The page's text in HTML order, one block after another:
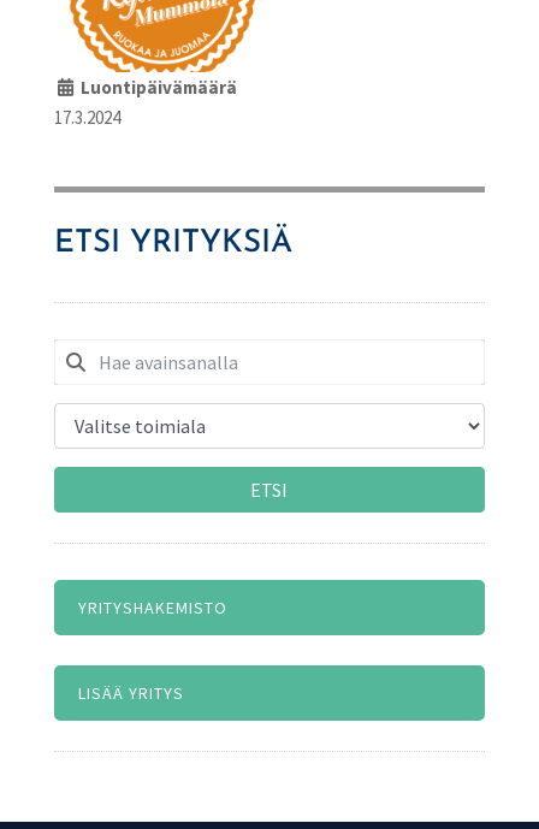
Luontipäivämäärä
17.3.2024
ETSI YRITYKSIÄ
ETSI
YRITYSHAKEMISTO
LISÄÄ YRITYS